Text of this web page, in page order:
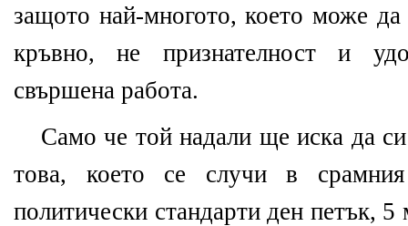
защото най-многото, което може
кръвно, не признателност и
свършена работа.
Само че той надали ще иска да
това, което се случи в
политически стандарти ден петък,